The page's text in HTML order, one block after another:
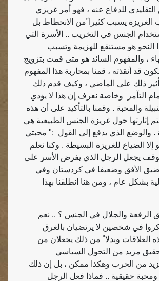
للدفاع عنه ، فهو أمر غريزي
يسبب كثيرا ًمن الانحطاط بل
الجنس في التخريب .. الأسرة التي
هو مستنقع للهزيمة وتسبب
، والمفهوم السائد هو متى قمت بتزويج
قد أنقذته ، قمنا بمحاربة هذا المفهوم
ذلك على الماضي ، وكيف قدم ذلك
التآمر
وخاصة نعرف إن هذا لا يؤدي
والمحبة . وقمنا بالتأكيد على أن هذه
إثارتها حول غريزة الجنس الطبيعية هي
الذي يدفع إلى القول :" محبتي
الضياع للغريزة البسيطة . وكنا نعلم
يجعل الرجل الذي يفرض الأسر على
الأفق وضعيفا في كردستان وفي
بشكل عام ، ومن هنا انطلقنا بهذا
والجلال في الجنس ؟ .. نعم
في شخصين لا يرتضيان بالغرق
العلاقات وبدلا ً من ذلك يجعلان من
مزيد من التحول السياسي
من الحرب وهكذا ممكن ، بل إن ذلك
حقيقية .. فماذا فعل الرجل